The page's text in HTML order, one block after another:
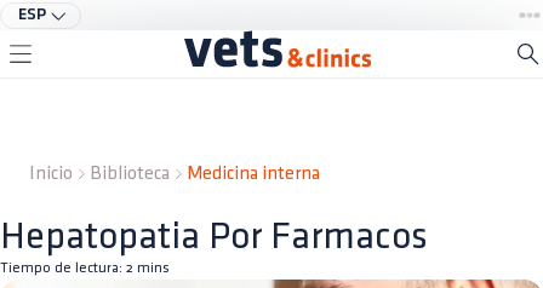
ESP
Inicio Biblioteca Medicina interna
Hepatopatia Por Farmacos
Tiempo de lectura: 2 mins